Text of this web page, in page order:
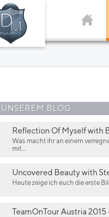
BLOG
Reflection Of Myself with
Was macht ihr an einem
mit...
Uncovered Beauty with
Heute zeige ich euch die erste
TeamOnTour Austria